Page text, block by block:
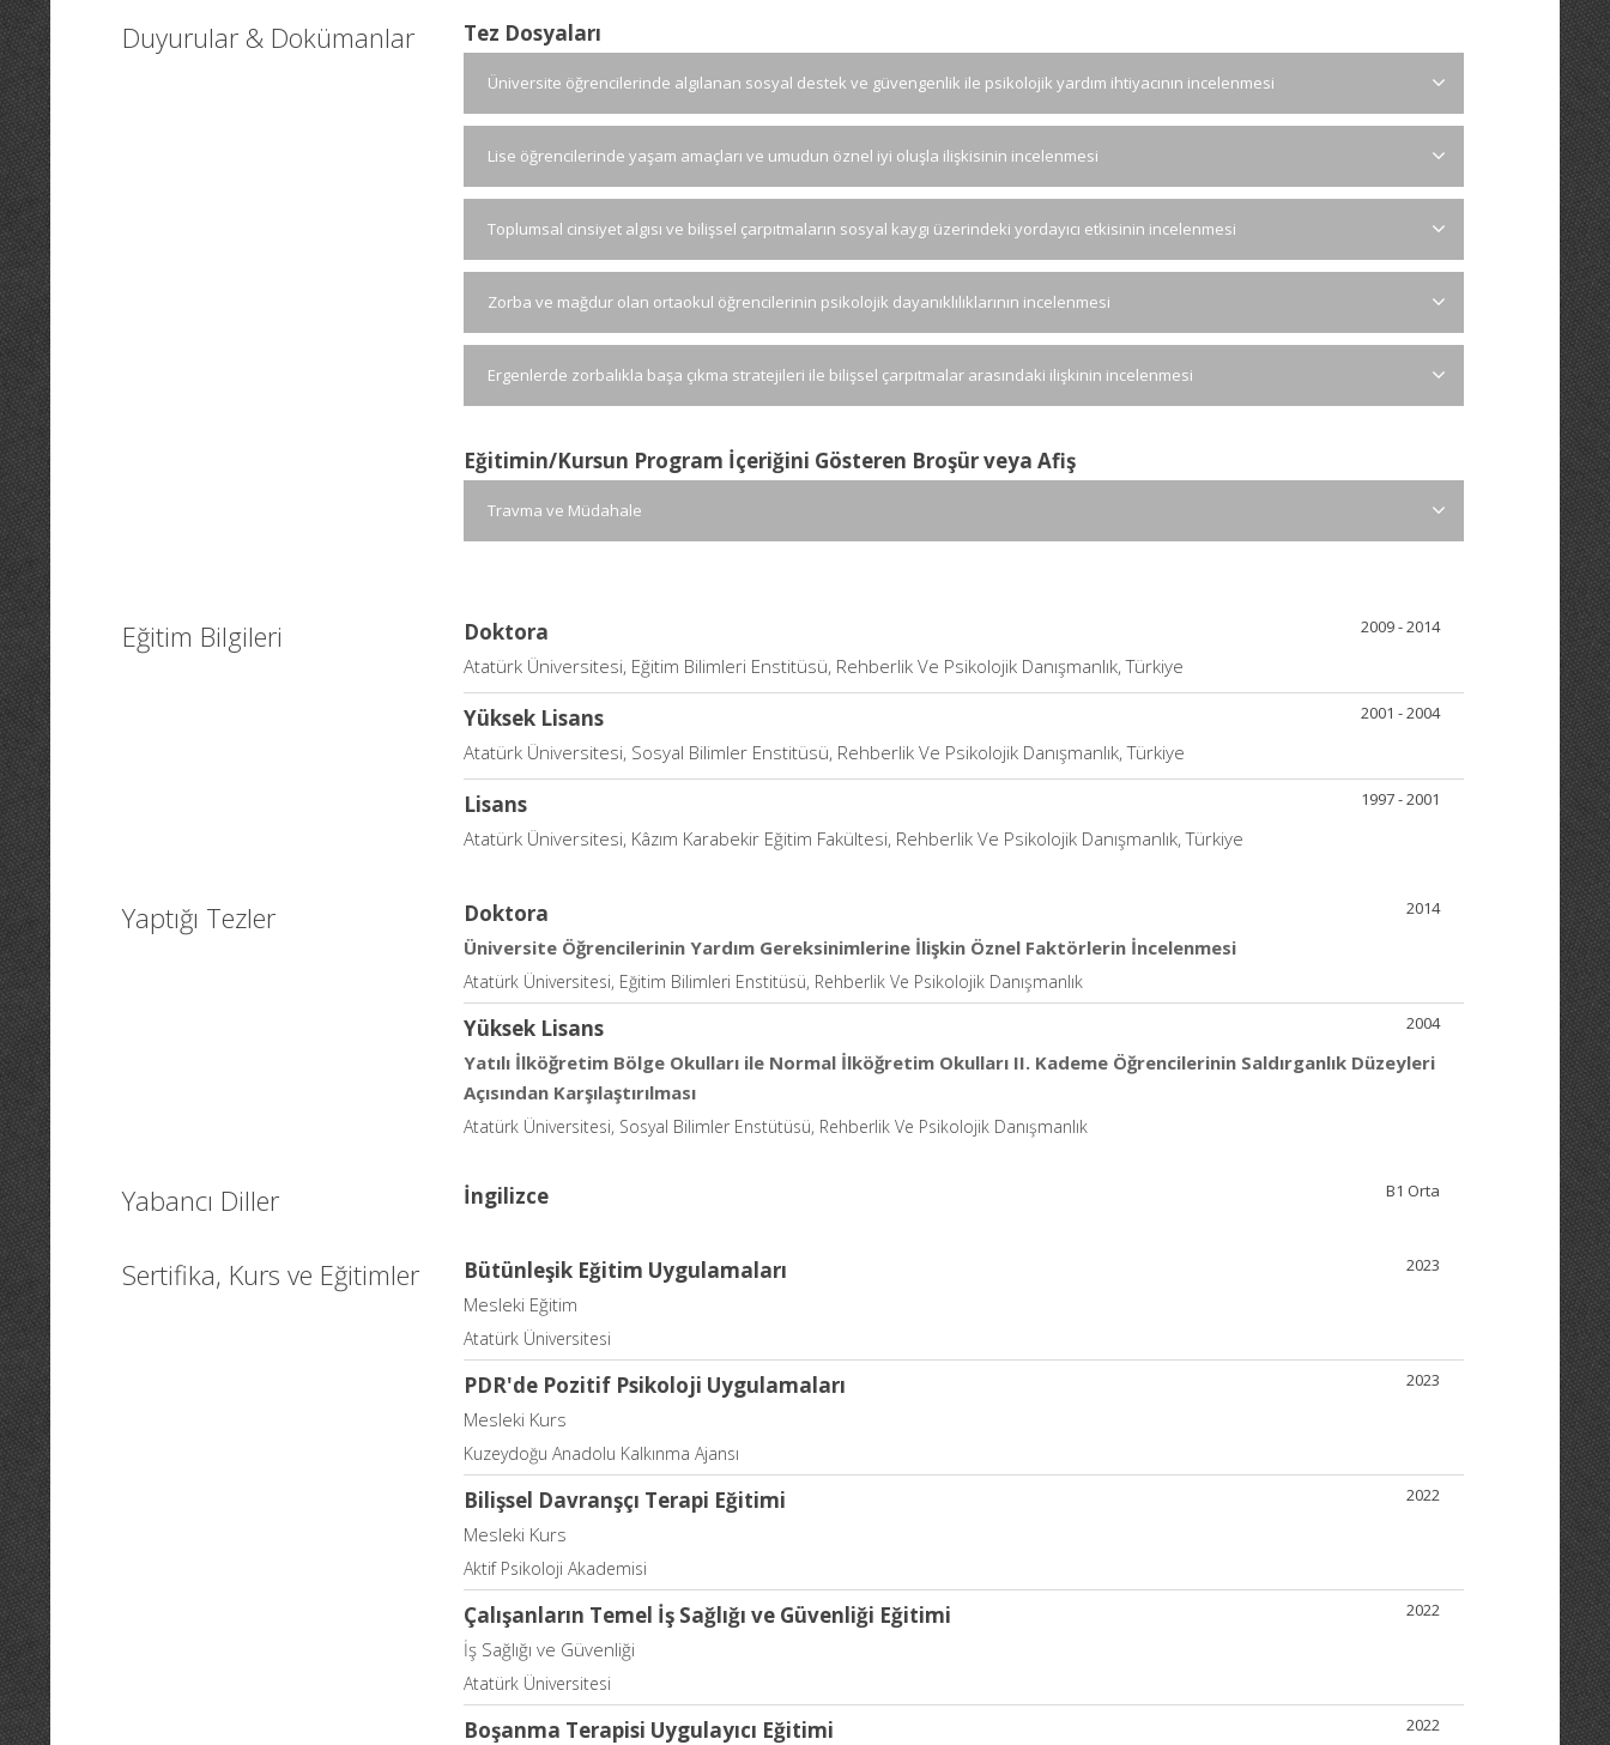
Duyurular & Dokümanlar Tez Dosyaları
Üniversite öğrencilerinde algılanan sosyal destek ve güvengenlik ile psikolojik yardım ihtiyacının incelenmesi
Lise öğrencilerinde yaşam amaçları ve umudun öznel iyi oluşla ilişkisinin incelenmesi
Toplumsal cinsiyet algısı ve bilişsel çarpıtmaların sosyal kaygı üzerindeki yordayıcı etkisinin incelenmesi
Zorba ve mağdur olan ortaokul öğrencilerinin psikolojik dayanıklılıklarının incelenmesi
Ergenlerde zorbalıkla başa çıkma stratejileri ile bilişsel çarpıtmalar arasındaki ilişkinin incelenmesi
Eğitimin/Kursun Program İçeriğini Gösteren Broşür veya Afiş
Travma ve Müdahale
Eğitim Bilgileri 2009 - 2014
Doktora
Atatürk Üniversitesi, Eğitim Bilimleri Enstitüsü, Rehberlik Ve Psikolojik Danışmanlık, Türkiye
2001 - 2004
Yüksek Lisans
Atatürk Üniversitesi, Sosyal Bilimler Enstitüsü, Rehberlik Ve Psikolojik Danışmanlık, Türkiye
1997 - 2001
Lisans
Atatürk Üniversitesi, Kâzım Karabekir Eğitim Fakültesi, Rehberlik Ve Psikolojik Danışmanlık, Türkiye
Yaptığı Tezler 2014
Doktora
Üniversite Öğrencilerinin Yardım Gereksinimlerine İlişkin Öznel Faktörlerin İncelenmesi
Atatürk Üniversitesi, Eğitim Bilimleri Enstitüsü, Rehberlik Ve Psikolojik Danışmanlık
2004
Yüksek Lisans
Yatılı İlköğretim Bölge Okulları ile Normal İlköğretim Okulları II. Kademe Öğrencilerinin Saldırganlık Düzeyleri
Açısından Karşılaştırılması
Atatürk Üniversitesi, Sosyal Bilimler Enstütüsü, Rehberlik Ve Psikolojik Danışmanlık
Yabancı Diller B1 Orta
İngilizce
Sertifika, Kurs ve Eğitimler 2023
Bütünleşik Eğitim Uygulamaları
Mesleki Eğitim
Atatürk Üniversitesi
2023
PDR'de Pozitif Psikoloji Uygulamaları
Mesleki Kurs
Kuzeydoğu Anadolu Kalkınma Ajansı
2022
Bilişsel Davranşçı Terapi Eğitimi
Mesleki Kurs
Aktif Psikoloji Akademisi
2022
Çalışanların Temel İş Sağlığı ve Güvenliği Eğitimi
İş Sağlığı ve Güvenliği
Atatürk Üniversitesi
2022
Boşanma Terapisi Uygulayıcı Eğitimi